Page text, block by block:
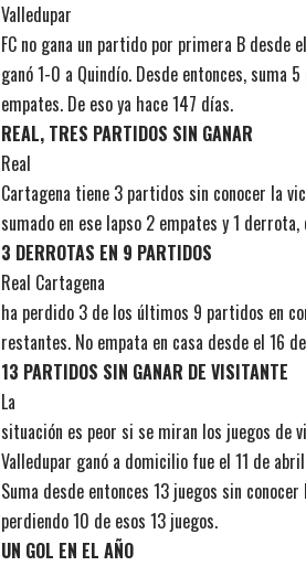
Valledupar
FC no gana un partido por primera B desde
ganó 1-0 a Quindío. Desde entonces,
empates. De eso ya hace 147 días.
REAL, TRES PARTIDOS SIN GANAR
Real
Cartagena tiene 3 partidos sin conocer la
sumado en ese lapso 2 empates y 1
3 DERROTAS EN 9 PARTIDOS
Real Cartagena
ha perdido 3 de los últimos 9 partidos en
restantes. No empata en casa desde el 16
13 PARTIDOS SIN GANAR DE VISITANTE
La
situación es peor si se miran los juegos de
Valledupar ganó a domicilio fue el 11 de
Suma desde entonces 13 juegos sin
perdiendo 10 de esos 13 juegos.
UN GOL EN EL AÑO